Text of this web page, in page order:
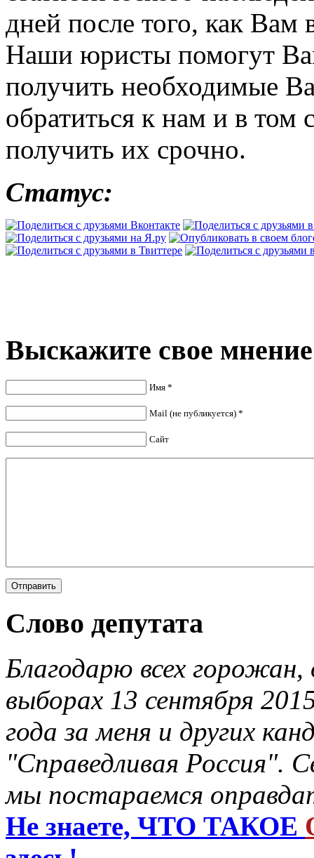
дней после того, как
Наши юристы помогут
получить необходимые
обратиться к нам и в том
получить их срочно.
Статус:
Выскажите свое мнение
Имя *
Mail (не публикуется) *
Сайт
Слово депутата
Благодарю всех
выборах 13 сентября
года за меня и других
"Справедливая Россия".
мы постараемся
Не знаете, ЧТО ТАКОЕ